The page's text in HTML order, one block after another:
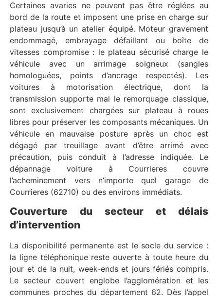
Certaines avaries ne peuvent pas être réglées au
bord de la route et imposent une prise en charge sur
plateau jusqu’à un atelier équipé. Moteur gravement
endommagé, embrayage défaillant ou boîte de
vitesses compromise : le plateau sécurisé charge le
véhicule avec un arrimage soigneux (sangles
homologuées, points d’ancrage respectés). Les
voitures à motorisation électrique, dont la
transmission supporte mal le remorquage classique,
sont exclusivement chargées sur plateau à roues
libres pour préserver les composants mécaniques. Un
véhicule en mauvaise posture après un choc est
dégagé par treuillage avant d’être arrimé avec
précaution, puis conduit à l’adresse indiquée. Le
dépannage voiture à Courrieres couvre
l’acheminement vers n’importe quel garage de
Courrieres (62710) ou des environs immédiats.
Couverture du secteur et délais
d’intervention
La disponibilité permanente est le socle du service :
la ligne téléphonique reste ouverte à toute heure du
jour et de la nuit, week-ends et jours fériés compris.
Le secteur couvert englobe l’agglomération et les
communes proches du département 62. Dès l’appel